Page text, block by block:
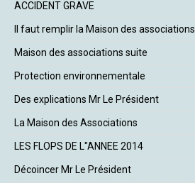
ACCIDENT GRAVE
Il faut remplir la Maison des associations
Maison des associations suite
Protection environnementale
Des explications Mr Le Président
La Maison des Associations
LES FLOPS DE L"ANNEE 2014
Décoincer Mr Le Président